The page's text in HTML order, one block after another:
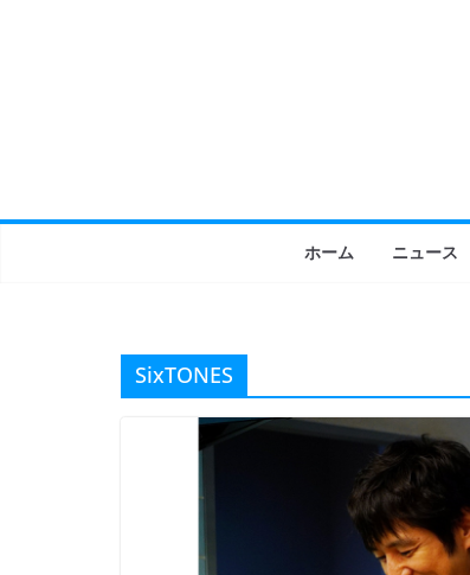
ホーム ニュース
SixTONES